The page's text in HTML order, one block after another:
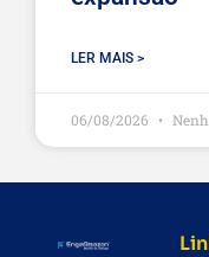
LER MAIS >
06/08/2026